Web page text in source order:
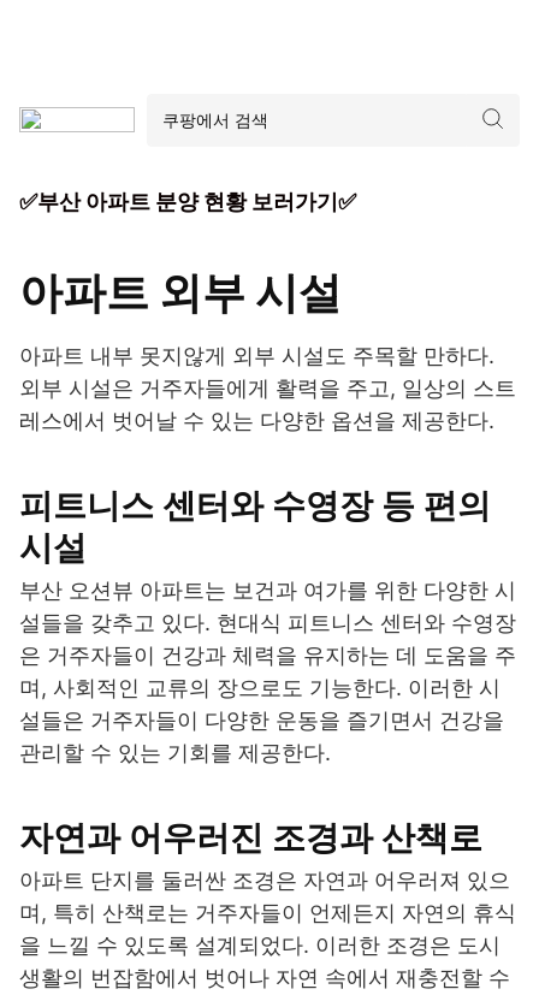
✅부산 아파트 분양 현황 보러가기✅
아파트 외부 시설
아파트 내부 못지않게 외부 시설도 주목할 만하다.
외부 시설은 거주자들에게 활력을 주고, 일상의 스트
레스에서 벗어날 수 있는 다양한 옵션을 제공한다.
피트니스 센터와 수영장 등 편의
시설
부산 오션뷰 아파트는 보건과 여가를 위한 다양한 시
설들을 갖추고 있다. 현대식 피트니스 센터와 수영장
은 거주자들이 건강과 체력을 유지하는 데 도움을 주
며, 사회적인 교류의 장으로도 기능한다. 이러한 시
설들은 거주자들이 다양한 운동을 즐기면서 건강을
관리할 수 있는 기회를 제공한다.
자연과 어우러진 조경과 산책로
아파트 단지를 둘러싼 조경은 자연과 어우러져 있으
며, 특히 산책로는 거주자들이 언제든지 자연의 휴식
을 느낄 수 있도록 설계되었다. 이러한 조경은 도시
생활의 번잡함에서 벗어나 자연 속에서 재충전할 수